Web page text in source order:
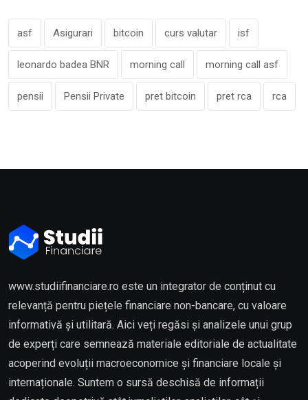
asf Asigurari bitcoin curs valutar isf
leonardo badea BNR morning call morning call asf
pensii Pensii Private pret bitcoin pret rca rca
www.studiifinanciare.ro este un integrator de conținut cu
relevanță pentru piețele financiare non-bancare, cu valoare
informativă și utilitară. Aici veți regăsi și analizele unui grup
de experți care semnează materiale editoriale de actualitate
acoperind evoluții macroeconomice și financiare locale și
internaționale. Suntem o sursă deschisă de informații